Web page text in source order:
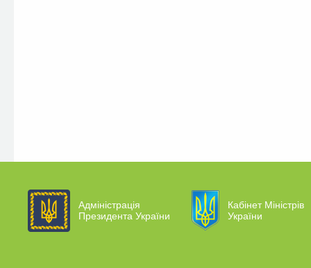
Адміністрація
Президента України
Кабінет Міністрів
України